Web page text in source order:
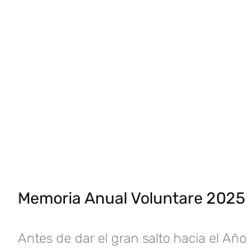
Memoria Anual Voluntare 2025
Antes de dar el gran salto hacia el